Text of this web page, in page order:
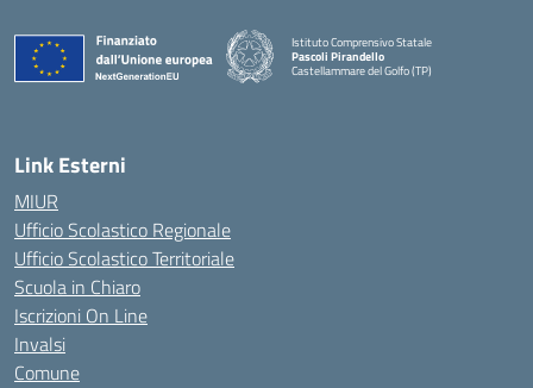
Istituto Comprensivo Statale
Pascoli Pirandello
Castellammare del Golfo (TP)
Link Esterni
MIUR
Ufficio Scolastico Regionale
Ufficio Scolastico Territoriale
Scuola in Chiaro
Iscrizioni On Line
Invalsi
Comune